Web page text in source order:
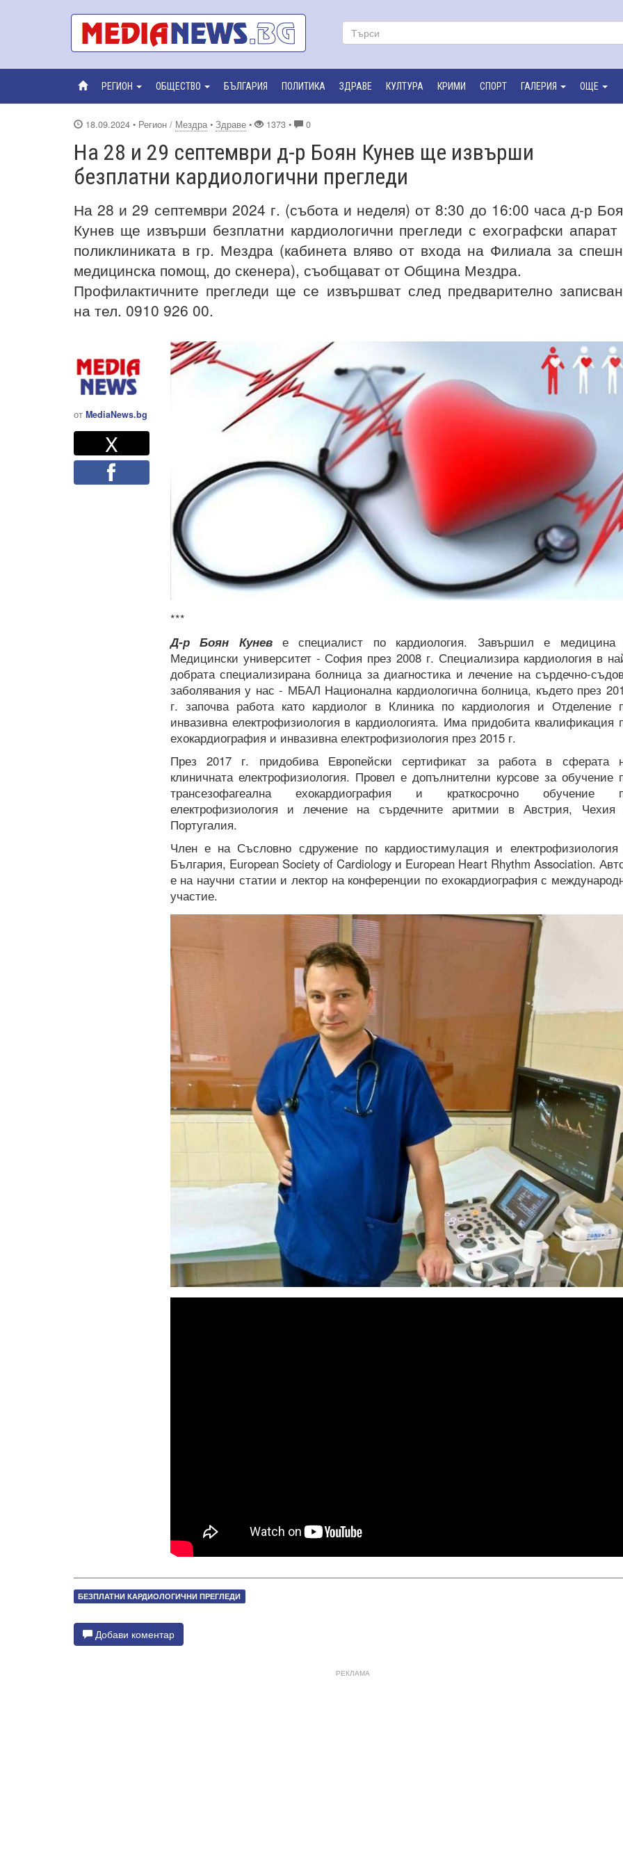
РЕГИОН ОБЩЕСТВО БЪЛГАРИЯ ПОЛИТИКА ЗДРАВЕ КУЛТУРА КРИМИ СПОРТ ГАЛЕРИЯ ОЩЕ
18.09.2024 • Регион / Мездра • Здраве • 1373 • 0
На 28 и 29 септември д-р Боян Кунев ще извърши
безплатни кардиологични прегледи
На 28 и 29 септември 2024 г. (събота и неделя) от 8:30 до 16:00 часа д-р
Кунев ще извърши безплатни кардиологични прегледи с ехографски апарат
поликлиниката в гр. Мездра (кабинета вляво от входа на Филиала за
медицинска помощ, до скенера), съобщават от Община Мездра.
Профилактичните прегледи ще се извършват след предварително
на тел. 0910 926 00.
от MediaNews.bg
Споделете
XTwitter
Facebook
***
Д-р Боян Куневе специалист по кардиология. Завършил е медицина
Медицински университет - София през 2008 г. Специализира кардиология в
добрата специализирана болница за диагностика и лечение на сърдечно-
заболявания у нас - МБАЛ Национална кардиологична болница, където през
г. започва работа като кардиолог в Клиника по кардиология и Отделение
инвазивна електрофизиология в кардиологията. Има придобита квалификация
ехокардиография и инвазивна електрофизиология през 2015 г.
През 2017 г. придобива Европейски сертификат за работа в сферата
клиничната електрофизиология. Провел е допълнителни курсове за обучение
трансезофагеална ехокардиография и краткосрочно обучение
електрофизиология и лечение на сърдечните аритмии в Австрия, Чехия
Португалия.
Член е на Съсловно сдружение по кардиостимулация и
България, European Society of Cardiology и European Heart Rhythm Association.
е на научни статии и лектор на конференции по ехокардиография с
участие.
БЕЗПЛАТНИ КАРДИОЛОГИЧНИ ПРЕГЛЕДИ
Добави коментар
РЕКЛАМА